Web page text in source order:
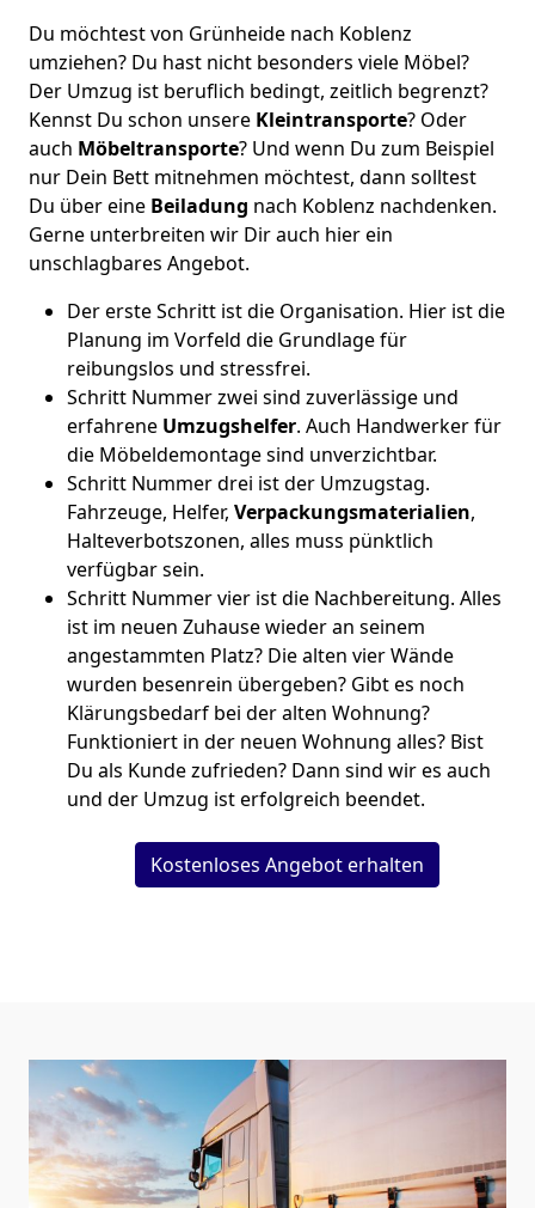
Du möchtest von Grünheide nach Koblenz
umziehen? Du hast nicht besonders viele Möbel?
Der Umzug ist beruflich bedingt, zeitlich begrenzt?
Kennst Du schon unsere Kleintransporte? Oder
auch Möbeltransporte? Und wenn Du zum Beispiel
nur Dein Bett mitnehmen möchtest, dann solltest
Du über eine Beiladung nach Koblenz nachdenken.
Gerne unterbreiten wir Dir auch hier ein
unschlagbares Angebot.
Der erste Schritt ist die Organisation. Hier ist die
Planung im Vorfeld die Grundlage für
reibungslos und stressfrei.
Schritt Nummer zwei sind zuverlässige und
erfahrene Umzugshelfer. Auch Handwerker für
die Möbeldemontage sind unverzichtbar.
Schritt Nummer drei ist der Umzugstag.
Fahrzeuge, Helfer, Verpackungsmaterialien,
Halteverbotszonen, alles muss pünktlich
verfügbar sein.
Schritt Nummer vier ist die Nachbereitung. Alles
ist im neuen Zuhause wieder an seinem
angestammten Platz? Die alten vier Wände
wurden besenrein übergeben? Gibt es noch
Klärungsbedarf bei der alten Wohnung?
Funktioniert in der neuen Wohnung alles? Bist
Du als Kunde zufrieden? Dann sind wir es auch
und der Umzug ist erfolgreich beendet.
Kostenloses Angebot erhalten